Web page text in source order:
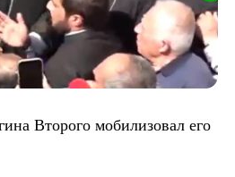
Второго мобилизовал его